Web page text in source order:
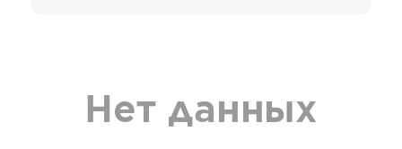
Нет данных